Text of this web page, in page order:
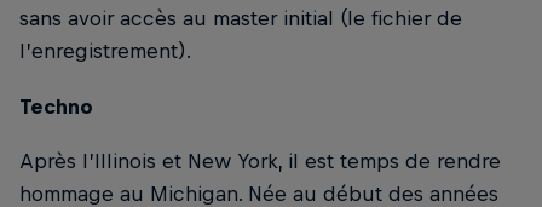
sans avoir accès au master initial (le fichier de
l’enregistrement).
Techno
Après l’Illinois et New York, il est temps de rendre
hommage au Michigan. Née au début des années